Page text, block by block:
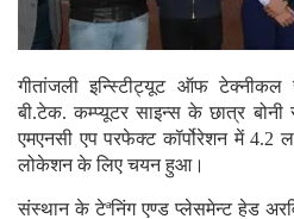
गीतांजली इन्स्टिीट्यूट ऑफ टेक्नीकल
बी.टेक. कम्प्यूटर साइन्स के छात्र बोनी
एमएनसी एप परफेक्ट कॉर्पोरेशन में
लोकेशन के लिए चयन हुआ।
संस्थान के टेªनिंग एण्ड प्लेसमेन्ट हेड